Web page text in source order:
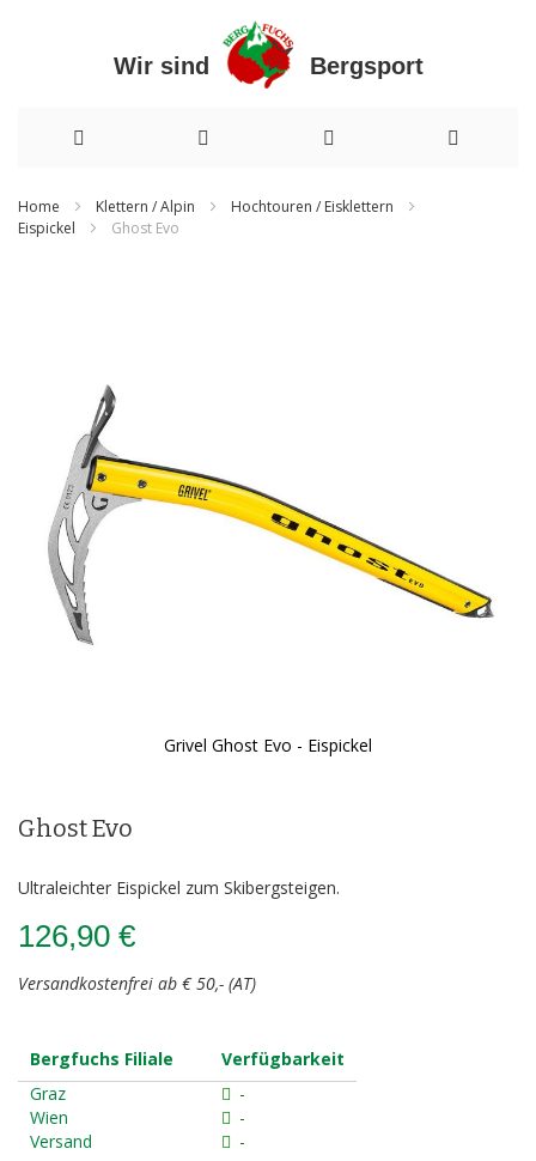
Wir sind Bergsport
zum
Home Klettern / Alpin
Hochtouren / Eisklettern
Eispickel
Ghost Evo
Grivel Ghost Evo - Eispickel
der
Ghost Evo
Ultraleichter Eispickel zum Skibergsteigen.
126,90 €
Versandkostenfrei ab € 50,- (AT)
Bergfuchs Filiale
Verfügbarkeit
Graz
-
Wien
-
Versand
-